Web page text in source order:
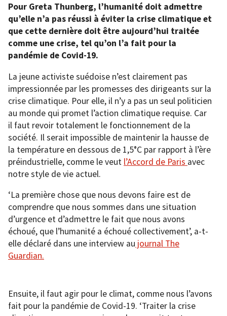
Pour Greta Thunberg, l’humanité doit admettre
qu’elle n’a pas réussi à éviter la crise climatique et
que cette dernière doit être aujourd’hui traitée
comme une crise, tel qu’on l’a fait pour la
pandémie de Covid-19.
La jeune activiste suédoise n’est clairement pas
impressionnée par les promesses des dirigeants sur la
crise climatique. Pour elle, il n’y a pas un seul politicien
au monde qui promet l’action climatique requise. Car
il faut revoir totalement le fonctionnement de la
société. Il serait impossible de maintenir la hausse de
la température en dessous de 1,5°C par rapport à l’ère
préindustrielle, comme le veut l’Accord de Paris avec
notre style de vie actuel.
‘La première chose que nous devons faire est de
comprendre que nous sommes dans une situation
d’urgence et d’admettre le fait que nous avons
échoué, que l’humanité a échoué collectivement’, a-t-
elle déclaré dans une interview au journal The
Guardian.
Ensuite, il faut agir pour le climat, comme nous l’avons
fait pour la pandémie de Covid-19. ‘Traiter la crise